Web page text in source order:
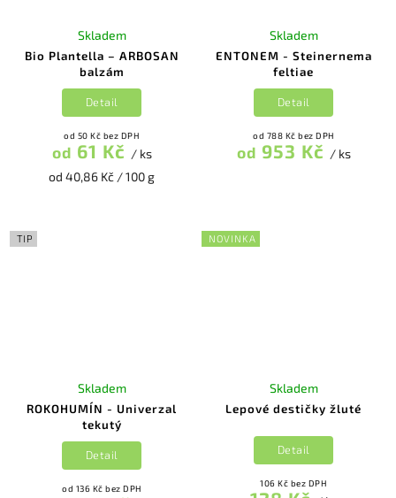
Bio Plantella – ARBOSAN
balzám
Skladem
od 50 Kč bez DPH
od 61 Kč / ks
od 40,86 Kč / 100 g
Detail
ENTONEM - Steinernema
feltiae
Skladem
od 788 Kč bez DPH
od 953 Kč / ks
Detail
TIP
ROKOHUMÍN - Univerzal
tekutý
Skladem
od 136 Kč bez DPH
Detail
NOVINKA
Lepové destičky žluté
Skladem
106 Kč bez DPH
Detail